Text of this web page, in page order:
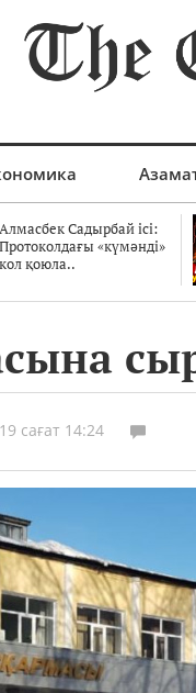
Алмасбек Садырбай ісі:
Протоколдағы «күмәнді»
кол қоюла..
сағат 14:24